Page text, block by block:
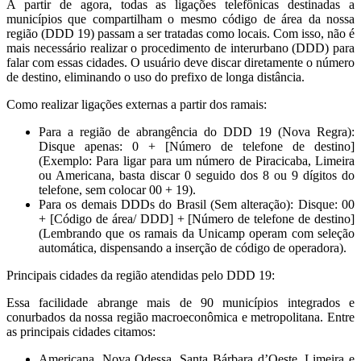
A partir de agora, todas as ligações telefônicas destinadas a
municípios que compartilham o mesmo código de área da nossa
região (DDD 19) passam a ser tratadas como locais. Com isso, não é
mais necessário realizar o procedimento de interurbano (DDD) para
falar com essas cidades. O usuário deve discar diretamente o número
de destino, eliminando o uso do prefixo de longa distância.
Como realizar ligações externas a partir dos ramais:
Para a região de abrangência do DDD 19 (Nova Regra):
Disque apenas: 0 + [Número de telefone de destino]
(Exemplo: Para ligar para um número de Piracicaba, Limeira
ou Americana, basta discar 0 seguido dos 8 ou 9 dígitos do
telefone, sem colocar 00 + 19).
Para os demais DDDs do Brasil (Sem alteração): Disque: 00
+ [Código de área/ DDD] + [Número de telefone de destino]
(Lembrando que os ramais da Unicamp operam com seleção
automática, dispensando a inserção de código de operadora).
Principais cidades da região atendidas pelo DDD 19:
Essa facilidade abrange mais de 90 municípios integrados e
conurbados da nossa região macroeconômica e metropolitana. Entre
as principais cidades citamos: